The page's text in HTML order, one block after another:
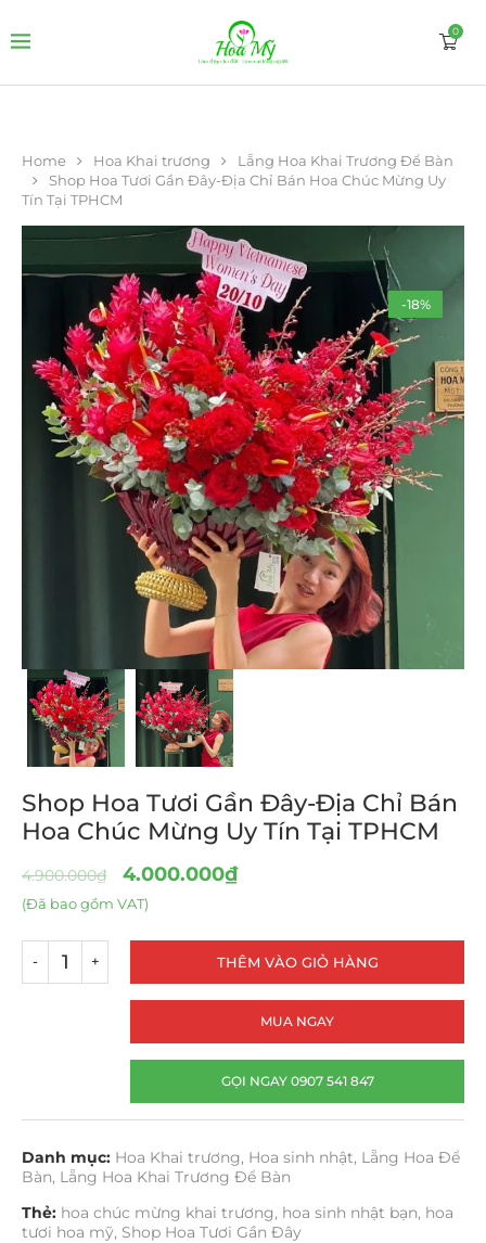
0
Home Hoa Khai trương
Lẵng Hoa Khai Trương Để Bàn
Shop Hoa Tươi Gần Đây-Địa Chỉ Bán Hoa Chúc Mừng Uy
Tín Tại TPHCM
-18%
Shop Hoa Tươi Gần Đây-Địa Chỉ Bán
Hoa Chúc Mừng Uy Tín Tại TPHCM
4.900.000₫ 4.000.000₫
(Đã bao gồm VAT)
THÊM VÀO GIỎ HÀNG
MUA NGAY
GỌI NGAY 0907 541 847
Danh mục: Hoa Khai trương, Hoa sinh nhật, Lẵng Hoa Để
Bàn, Lẵng Hoa Khai Trương Để Bàn
Thẻ: hoa chúc mừng khai trương, hoa sinh nhật bạn, hoa
tươi hoa mỹ, Shop Hoa Tươi Gần Đây